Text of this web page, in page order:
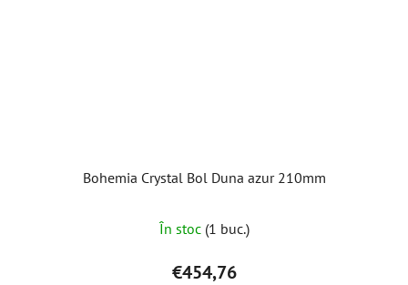
Bohemia Crystal Bol Duna azur 210mm
În stoc (1 buc.)
€454,76